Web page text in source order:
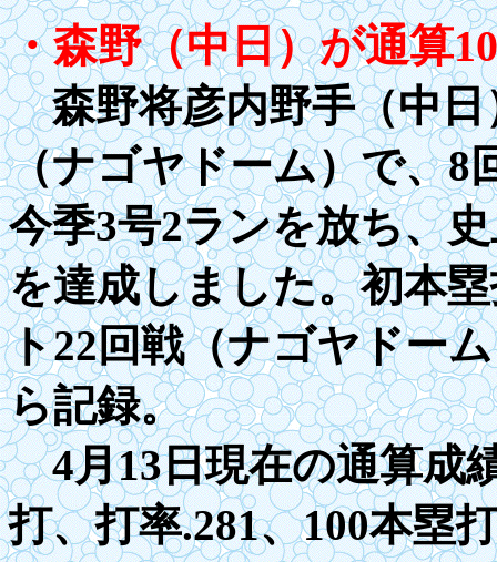
・森野（中日）が通算
森野将彦内野手（中日
（ナゴヤドーム）で、8
今季3号2ランを放ち、
を達成しました。初本
ト22回戦（ナゴヤドー
ら記録。
4月13日現在の通算成
打、打率.281、100本塁